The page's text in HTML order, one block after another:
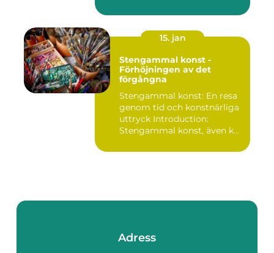
15. jan
Stengammal konst -
Förhöjningen av det
förgångna
Stengammal konst: En resa
genom tid och konstnärliga
uttryck Introduction:
Stengammal konst, även k...
Adress